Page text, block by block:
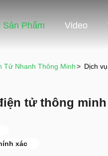
Sản Phẩm Video
Tử Nhanh Thông Minh> Dịch
tử thông minh
xác